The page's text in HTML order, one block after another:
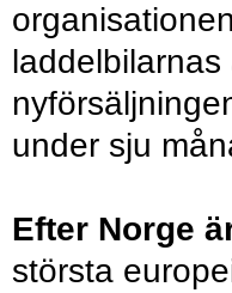
under sju
Efter Norge
största